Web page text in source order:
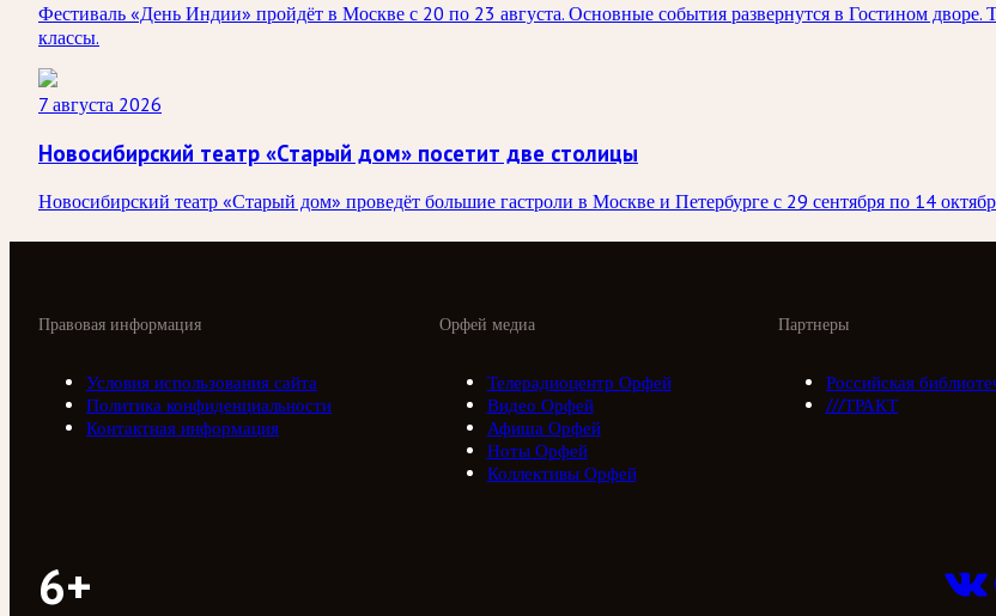
Фестиваль «День Индии» пройдёт в Москве с 20 по 23 августа. Основные события развернутся в Гостином дворе.
классы.
7 августа 2026
Новосибирский театр «Старый дом» посетит две столицы
Новосибирский театр «Старый дом» проведёт большие гастроли в Москве и Петербурге с 29 сентября по 14
Орфей медиа
Телерадиоцентр Орфей
Видео Орфей
Афиша Орфей
Ноты Орфей
Коллективы Орфей
Партнеры
Российская
///ТРАКТ
Правовая информация
Условия использования сайта
Политика конфиденциальности
Контактная информация
6+